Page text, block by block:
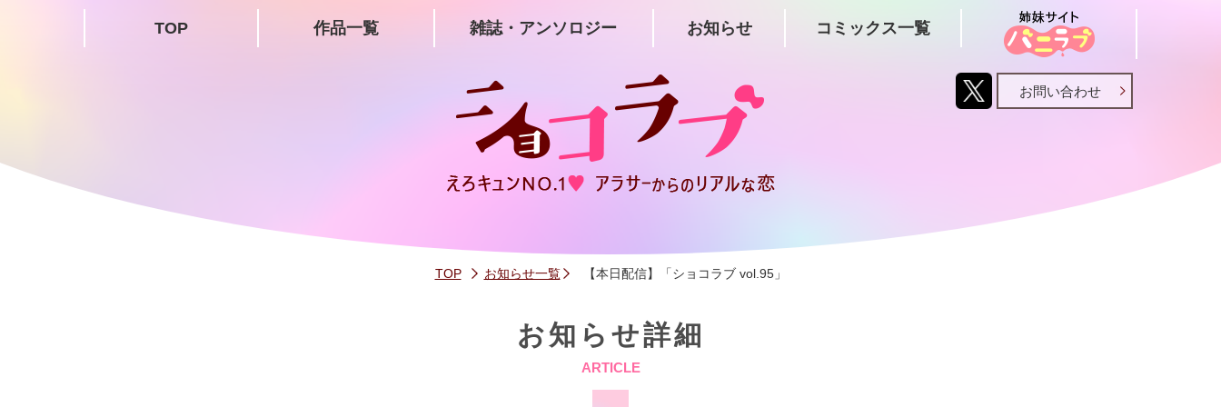
TOP 作品一覧 雑誌・アンソロジー お知らせ コミックス一覧
お問い合わせ
TOP お知らせ一覧 【本日配信】「ショコラブ vol.95」
お知らせ詳細
ARTICLE